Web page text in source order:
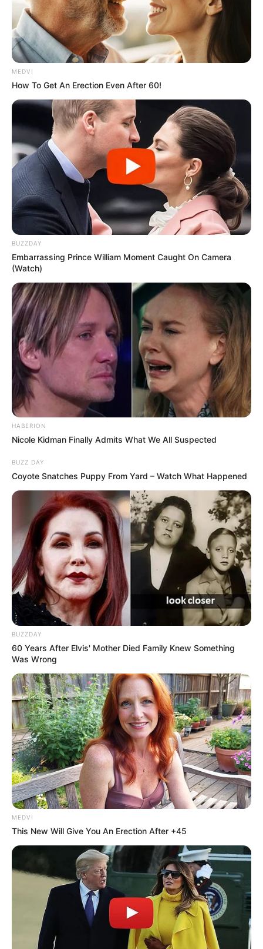
MEDVI
How To Get An Erection Even After 60!
BUZZDAY
Embarrassing Prince William Moment Caught On Camera
(Watch)
HABERION
Nicole Kidman Finally Admits What We All Suspected
BUZZ DAY
Coyote Snatches Puppy From Yard – Watch What Happened
BUZZDAY
60 Years After Elvis' Mother Died Family Knew Something
Was Wrong
MEDVI
This New Will Give You An Erection After +45